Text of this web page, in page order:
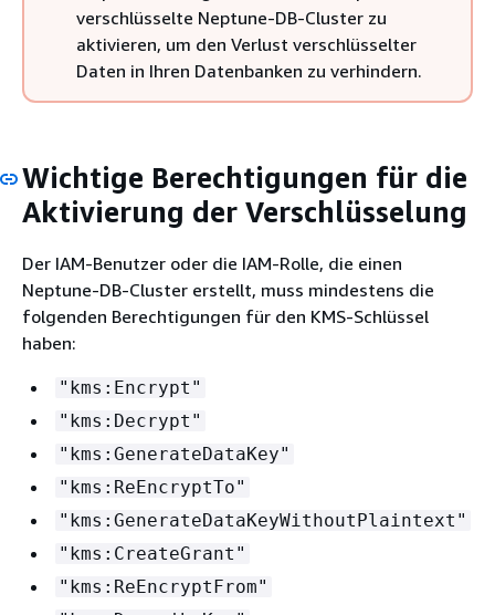
verschlüsselte Neptune-DB-Cluster zu
aktivieren, um den Verlust verschlüsselter
Daten in Ihren Datenbanken zu verhindern.
Wichtige Berechtigungen für die
Aktivierung der Verschlüsselung
Der IAM-Benutzer oder die IAM-Rolle, die einen
Neptune-DB-Cluster erstellt, muss mindestens die
folgenden Berechtigungen für den KMS-Schlüssel
haben:
"kms:Encrypt"
"kms:Decrypt"
"kms:GenerateDataKey"
"kms:ReEncryptTo"
"kms:GenerateDataKeyWithoutPlaintext"
"kms:CreateGrant"
"kms:ReEncryptFrom"